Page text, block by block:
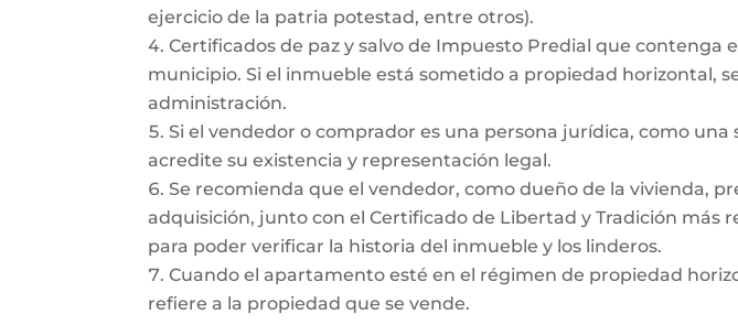
ejercicio de la patria potestad, entre otros).
Certificados de paz y salvo de Impuesto Predial que contenga
municipio. Si el inmueble está sometido a propiedad horizontal,
administración.
Si el vendedor o comprador es una persona jurídica, como
acredite su existencia y representación legal.
Se recomienda que el vendedor, como dueño de la vivienda,
adquisición, junto con el Certificado de Libertad y Tradición más
para poder verificar la historia del inmueble y los linderos.
Cuando el apartamento esté en el régimen de propiedad
refiere a la propiedad que se vende.